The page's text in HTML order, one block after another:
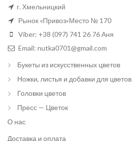
г. Хмельницкий
Рынок «Привоз»Место № 170
Viber: +38 (097) 741 26 76 Аня
Email: nutka0701@gmail.com
Букеты из искусственных цветов
Ножки, листья и добавки для цветов
Головки цветов
Пресс — Цветок
О нас
Доставка и оплата